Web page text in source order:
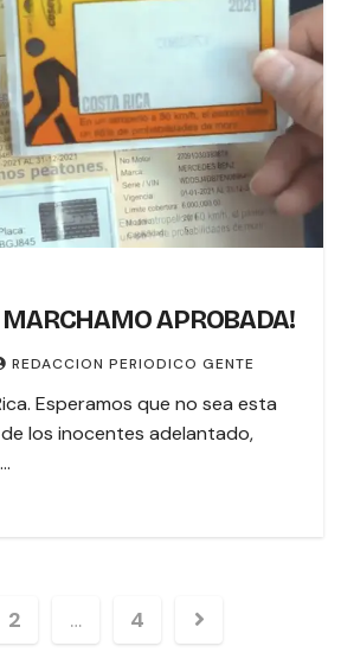
MARCHAMO APROBADA!
REDACCION PERIODICO GENTE
Esperamos que no sea esta
los inocentes adelantado,
2 … 4